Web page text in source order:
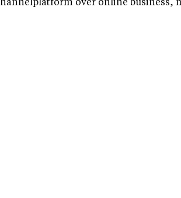
over online business,